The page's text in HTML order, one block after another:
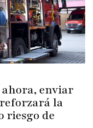
enviar
la
riesgo de